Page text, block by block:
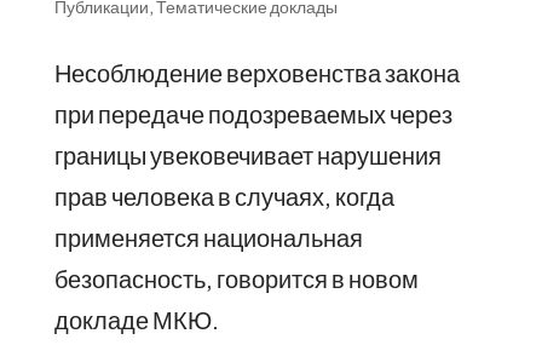
Публикации,Тематические доклады
Несоблюдение верховенства закона
при передаче подозреваемых через
границы увековечивает нарушения
прав человека в случаях, когда
применяется национальная
безопасность, говорится в новом
докладе МКЮ.